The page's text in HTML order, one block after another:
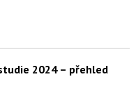
2024 – přehled